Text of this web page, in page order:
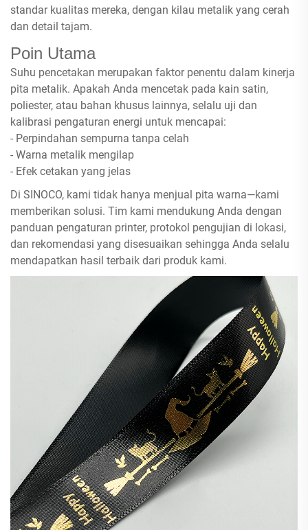
standar kualitas mereka, dengan kilau metalik yang cerah
dan detail tajam.
Poin Utama
Suhu pencetakan merupakan faktor penentu dalam kinerja
pita metalik. Apakah Anda mencetak pada kain satin,
poliester, atau bahan khusus lainnya, selalu uji dan
kalibrasi pengaturan energi untuk mencapai:
- Perpindahan sempurna tanpa celah
- Warna metalik mengilap
- Efek cetakan yang jelas
Di SINOCO, kami tidak hanya menjual pita warna—kami
memberikan solusi. Tim kami mendukung Anda dengan
panduan pengaturan printer, protokol pengujian di lokasi,
dan rekomendasi yang disesuaikan sehingga Anda selalu
mendapatkan hasil terbaik dari produk kami.